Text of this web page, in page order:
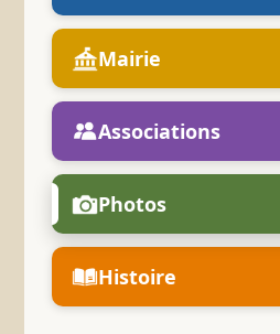
Mairie
Associations
Photos
Histoire